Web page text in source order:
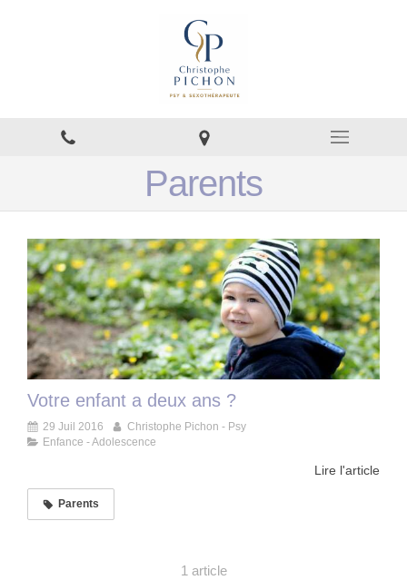
Parents
Votre enfant a deux ans ?
29 Juil 2016
Christophe Pichon - Psy
Enfance - Adolescence
Lire l'article
Parents
1 article